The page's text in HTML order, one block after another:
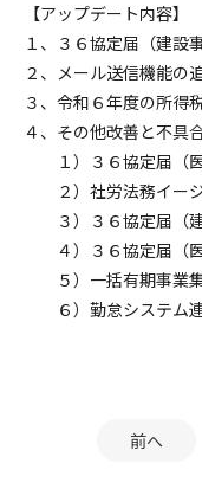
【アップデート内容】
１、３６協定届（建設
２、メール送信機能の
３、令和６年度の所得
４、その他改善と不具
１）３６協定届（
２）社労法務イージ
３）３６協定届（建
４）３６協定届（
５）一括有期事業集
６）勤怠システム
前へ